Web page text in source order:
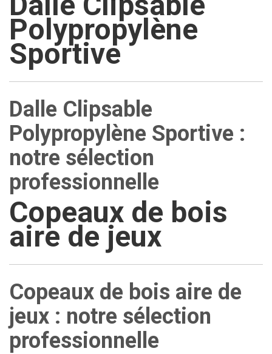
Polypropylène
Sportive
Dalle Clipsable
Polypropylène Sportive :
notre sélection
professionnelle
Copeaux de bois
aire de jeux
Copeaux de bois aire de
jeux : notre sélection
professionnelle